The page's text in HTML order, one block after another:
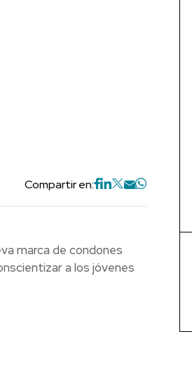
Compartir en:
marca de condones
a los jóvenes